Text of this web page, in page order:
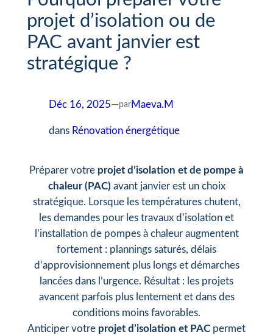
projet d’isolation ou de
PAC avant janvier est
stratégique ?
Déc 16, 2025—parMaeva.M
dans Rénovation énergétique
Préparer votre projet d’isolation et de pompe à
chaleur (PAC) avant janvier est un choix
stratégique. Lorsque les températures chutent,
les demandes pour les travaux d’isolation et
l’installation de pompes à chaleur augmentent
fortement : plannings saturés, délais
d’approvisionnement plus longs et démarches
lancées dans l’urgence. Résultat : les projets
avancent parfois plus lentement et dans des
conditions moins favorables.
Anticiper votre projet d’isolation et PAC permet